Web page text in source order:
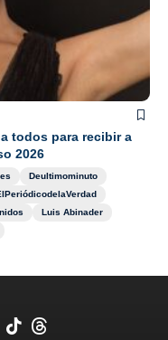
todos para recibir a
2026
Deultimominuto
Luis Abinader